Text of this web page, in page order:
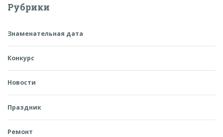
Рубрики
Знаменательная дата
Конкурс
Новости
Праздник
Ремонт